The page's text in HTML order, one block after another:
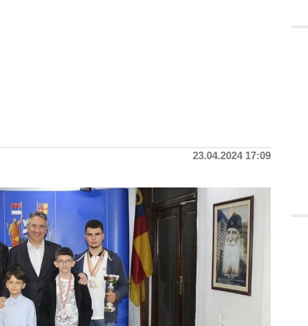
23.04.2024 17:09